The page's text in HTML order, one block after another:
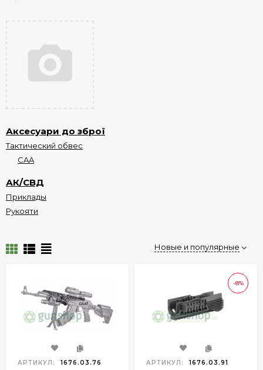
Аксесуари до зброї
Тактический обвес
СAA
АК/СВД
Приклады
Рукояти
Новые и популярные
АРТИКУЛ: 1676.03.76
-8%
АРТИКУЛ: 1676.03.91